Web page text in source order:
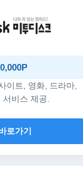
이트, 영화, 드라마,
비스 제공.
로가기